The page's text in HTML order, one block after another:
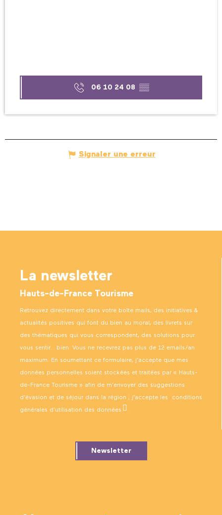
06 10 24 08 ▒▒
Signaler une erreur
La newsletter
Hauts-de-France Tourisme
Retrouvez directement dans votre boîte mails, des initiatives &
actualités positives qui font du bien au moral, des livrets sur
des thématiques qui vous correspondent, des solutions pour
vous sentir… bien. Vous ne recevrez pas plus de 12 emails/an
maximum. En soumettant ce formulaire, j’accepte que mes
données personnelles soient stockées et traitées par « Hauts-
de-France Tourisme » afin de m’envoyer des suggestions
d’évasion et de séjour dans la région ; j’accepte les conditions
générales d’utilisation des données .
Newsletter